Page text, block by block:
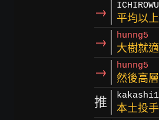
→ 平均以
→ hunng5
大樹就
→ hunng5
然後高
推 本土投